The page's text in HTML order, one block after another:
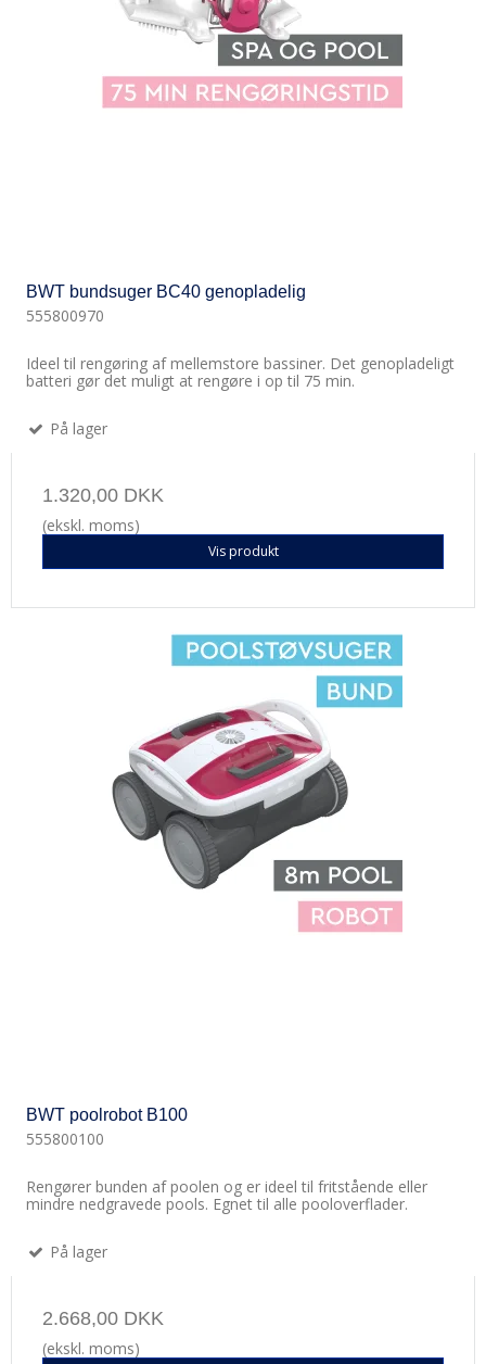
BWT bundsuger BC40 genopladelig
555800970
Ideel til rengøring af mellemstore bassiner. Det genopladeligt
batteri gør det muligt at rengøre i op til 75 min.
På lager
1.320,00 DKK
(ekskl. moms)
Vis produkt
BWT poolrobot B100
555800100
Rengører bunden af poolen og er ideel til fritstående eller
mindre nedgravede pools. Egnet til alle pooloverflader.
På lager
2.668,00 DKK
(ekskl. moms)